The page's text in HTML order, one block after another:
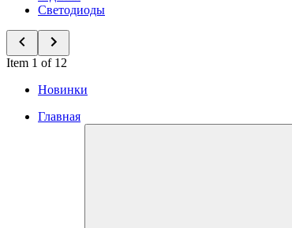
Светодиоды
Item 1 of 12
Новинки
Главная